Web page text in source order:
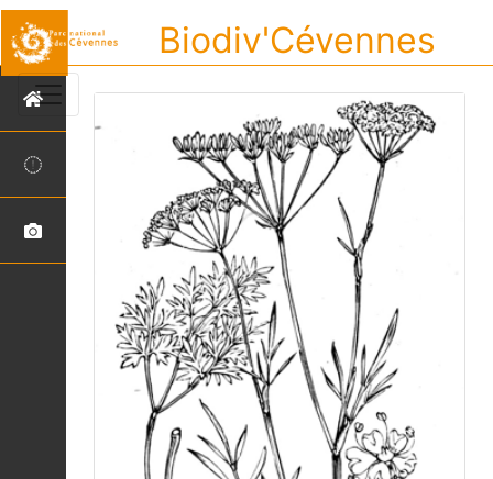
Biodiv'Cévennes